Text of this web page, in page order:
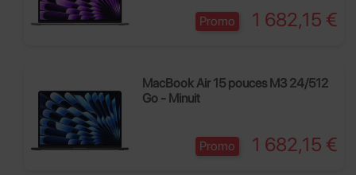
Promo Prix
1 682,15 €
MacBook Air 15 pouces M3 24/512
Go - Minuit
Promo Prix
1 682,15 €